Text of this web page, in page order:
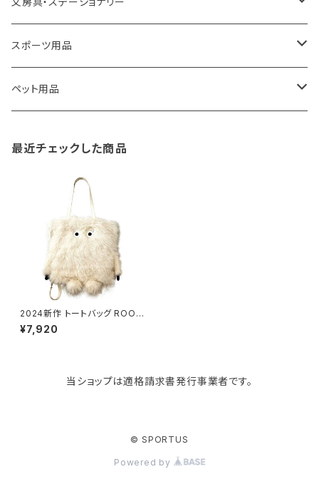
藤田金属
TG
KIND BAG LONDON
リュックサック
ショルダーバッグ
スポーツバッグ
マザーズバッグ
パソコンケース
ゴミ箱
収納用品
ソープディスペンサー
タオルハンガー
調理器具・調理小物
トイレ用品
バス用品
アクセサリー収納
ウェットティッシュケース
ガーデニング用品
クッション・クッションカバー
筆記具・ペン
ノート
スポーツ用品
卓球用品
ペット用品
最近チェックした商品
2024新作 トートバッグ ROOT
OTE TALL 2way CRYPTID
6845 ルートート EU.トール2w
¥7,920
当ショップは適格請求書発行事業者です。
© SPORTUS
Powered by